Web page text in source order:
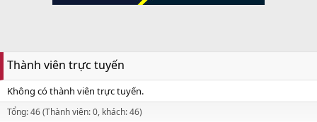
Thành viên trực tuyến
Không có thành viên trực tuyến.
Tổng: 46 (Thành viên: 0, khách: 46)